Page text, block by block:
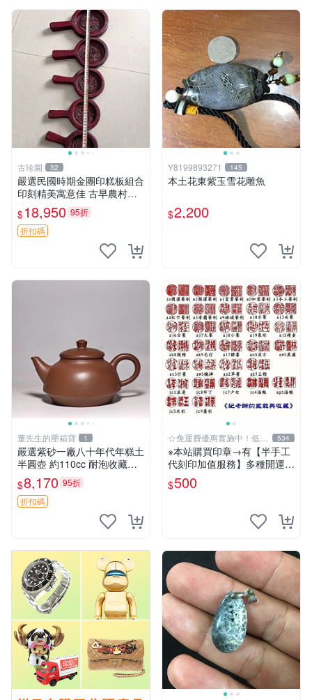
古珍園 32
嚴選民國時期金團印糕板組合
印刻精美寓意佳 古早農村文
化遺珍 印糕板 民國 金團印
精工細作
$18,950 95折
折扣碼
Y8199893271 145
本土花東紫玉雪花雕魚
$2,200
董先生的壓箱寶 1
嚴選紫砂一廠八十年代年糕土
半圓壺 約110cc 耐泡收藏佳
品 實用小器 年糕土 半圓壺
紅泥
$8,170 95折
折扣碼
☆免運費優惠實施中！低於
批發價
534
※本站購買印章→有【半手工
代刻印加值服務】多種開運招
財字體可選擇《紀老師玉石
坊》人一生使用、擁有玉質印
正能量→開運聚氣、招財、避
$500